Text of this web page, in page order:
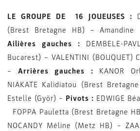
LE GROUPE DE 16 JOUEUSES :
(Brest Bretagne HB) – Amandine
Ailières gauches : DEMBELE-
Bucarest) – VALENTINI (BOUQUET)
– Arrières gauches : KANOR
NIAKATE Kalidiatou (Brest
Estelle (Györ) – Pivots : EDWIGE
FOPPA Pauletta (Brest Bretagne
NOCANDY Méline (Metz HB) –